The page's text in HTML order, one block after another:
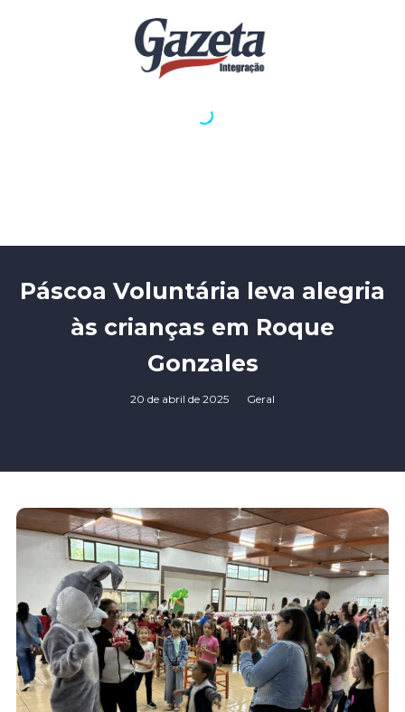
Páscoa Voluntária leva alegria
às crianças em Roque
Gonzales
20 de abril de 2025 Geral